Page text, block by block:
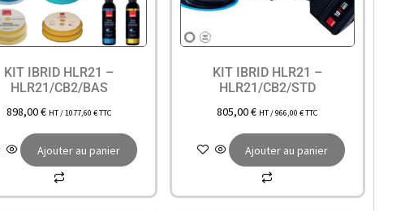
KIT IBRID HLR21 –
HLR21/CB2/BAS
898,00€ HT /1077,60 €TTC
Ajouter au panier
KIT IBRID HLR21 –
HLR21/CB2/STD
805,00€ HT /966,00 €TTC
Ajouter au panier